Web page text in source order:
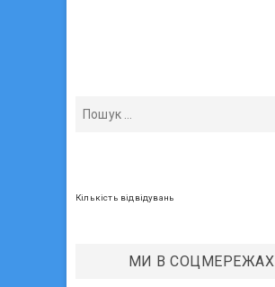
я
Кількість відвідувань
МИ В СОЦМЕРЕЖАХ